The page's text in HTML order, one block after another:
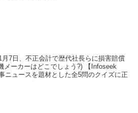
7日、不正会計で歴代社長らに損害賠償
メーカーはどこでしょう?) 【Infoseek
ニュースを題材とした全5問のクイズに正